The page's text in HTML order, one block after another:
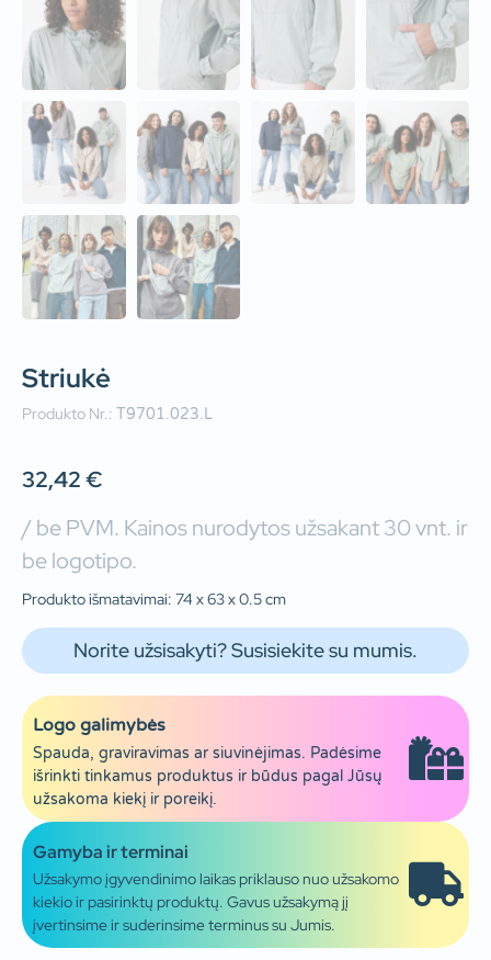
Striukė
Produkto Nr.: T9701.023.L
32,42€
/ be PVM. Kainos nurodytos užsakant 30 vnt. ir
be logotipo.
Produkto išmatavimai: 74 x 63 x 0.5 cm
Norite užsisakyti? Susisiekite su mumis.
Logo galimybės
Spauda, graviravimas ar siuvinėjimas. Padėsime
išrinkti tinkamus produktus ir būdus pagal Jūsų
užsakoma kiekį ir poreikį.
Gamyba ir terminai
Užsakymo įgyvendinimo laikas priklauso nuo užsakomo
kiekio ir pasirinktų produktų. Gavus užsakymą jį
įvertinsime ir suderinsime terminus su Jumis.